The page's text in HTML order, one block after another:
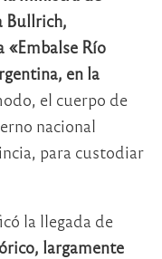
Bullrich,
«Embalse Río
en la
el cuerpo de
nacional
para custodiar
la llegada de
largamente